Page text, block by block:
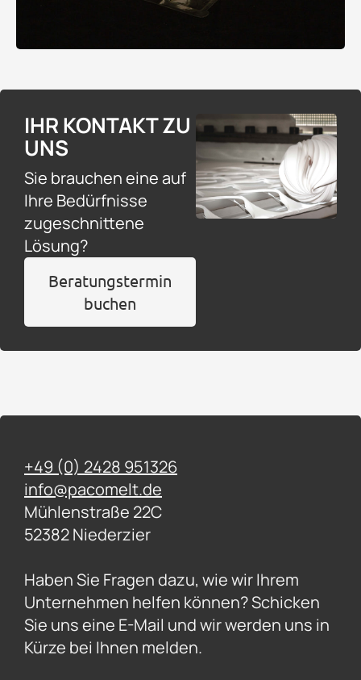
IHR KONTAKT ZU
UNS
Sie brauchen eine auf
Ihre Bedürfnisse
zugeschnittene
Lösung?
Beratungstermin
buchen
+49 (0) 2428 951326
info@pacomelt.de
Mühlenstraße 22C
52382 Niederzier
Haben Sie Fragen dazu, wie wir Ihrem
Unternehmen helfen können? Schicken
Sie uns eine E-Mail und wir werden uns in
Kürze bei Ihnen melden.